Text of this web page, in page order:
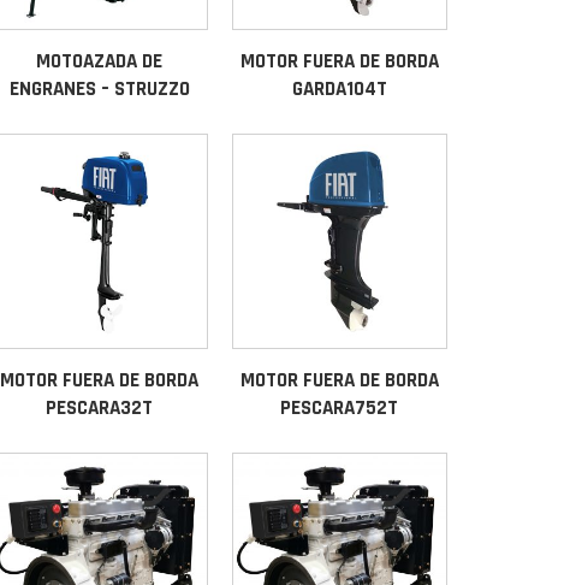
MOTOAZADA DE
ENGRANES – STRUZZO
MOTOR FUERA DE BORDA
GARDA104T
MOTOR FUERA DE BORDA
PESCARA32T
MOTOR FUERA DE BORDA
PESCARA752T